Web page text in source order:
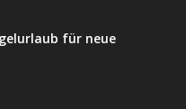
für neue